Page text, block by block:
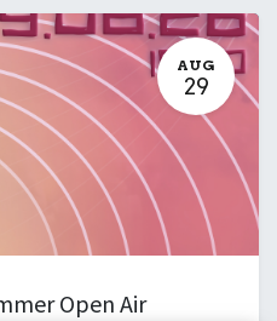
AUG
29
Open Air